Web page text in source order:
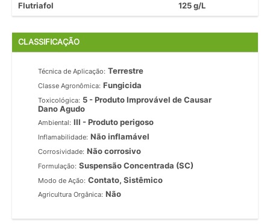
Flutriafol 125 g/L
CLASSIFICAÇÃO
Técnica de Aplicação: Terrestre
Classe Agronômica: Fungicida
Toxicológica: 5 - Produto Improvável de Causar
Dano Agudo
Ambiental: III - Produto perigoso
Inflamabilidade: Não inflamável
Corrosividade: Não corrosivo
Formulação: Suspensão Concentrada (SC)
Modo de Ação: Contato, Sistêmico
Agricultura Orgânica: Não